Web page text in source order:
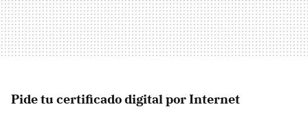
Pide tu certificado digital por Internet